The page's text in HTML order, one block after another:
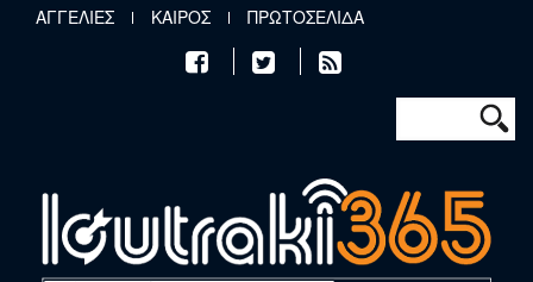
Παράκαμψη προς το κυρίως περιεχόμενο
ΑΓΓΕΛΙΕΣ ΚΑΙΡΟΣ ΠΡΩΤΟΣΕΛΙΔΑ
Φόρμα
Αναζήτηση